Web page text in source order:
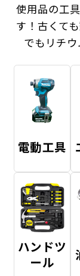
使用品の工
す！ 古くて
でもリチ
電動工具
ハンドツ
ール